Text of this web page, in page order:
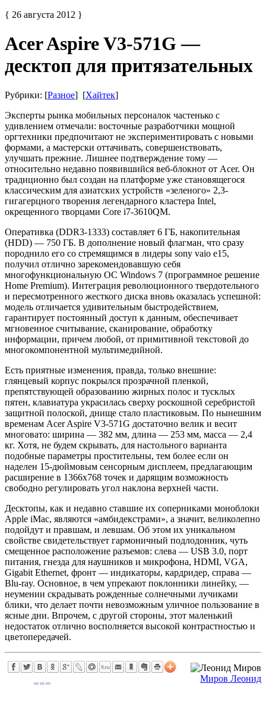
{ 26 августа 2012 }
Acer Aspire V3-571G —
десктоп для притязательных
Рубрики: [Разное] [Хайтек]
Эксперты рынка мобильных персоналок частенько с
удивлением отмечали: восточные разработчики мощной
оргтехники предпочитают не экспериментировать с новыми
формами, а мастерски оттачивать, совершенствовать,
улучшать прежние. Лишнее подтверждение тому —
относительно недавно появившийся веб-блокнот от Acer. Он
традиционно был создан на платформе уже становящегося
классическим для азиатских устройств «зеленого» 2,3-
гигагерцного творения легендарного кластера Intel,
окрещенного творцами Core i7-3610QM.
Оперативка (DDR3-1333) составляет 6 ГБ, накопительная
(HDD) — 750 ГБ. В дополнение новый флагман, что сразу
породнило его со стремящимся в лидеры sony vaio e15,
получил отлично зарекомендовавшую себя
многофункциональную ОС Windows 7 (программное решение
Home Premium). Интеграция революционного твердотельного
и пересмотренного жесткого диска вновь оказалась успешной:
модель отличается удивительным быстродействием,
гарантирует постоянный доступ к данным, обеспечивает
мгновенное считывание, сканирование, обработку
информации, причем любой, от примитивной текстовой до
многокомпонентной мультимедийной.
Есть приятные изменения, правда, только внешние:
глянцевый корпус покрылся прозрачной пленкой,
препятствующей образованию жирных полос и тусклых
пятен, клавиатура украсилась сверху роскошной серебристой
защитной полоской, днище стало пластиковым. По нынешним
временам Acer Aspire V3-571G достаточно велик и весит
многовато: ширина — 382 мм, длина — 253 мм, масса — 2,4
кг. Хотя, не будем скрывать, для настольного варианта
подобные параметры простительны, тем более если он
наделен 15-дюймовым сенсорным дисплеем, предлагающим
расширение в 1366х768 точек и дарящим возможность
свободно регулировать угол наклона верхней части.
Десктопы, как и недавно ставшие их соперниками моноблоки
Apple iMac, являются «амбидекстрами», а значит, великолепно
подойдут и правшам, и левшам. Об этом их уникальном
свойстве свидетельствует гармоничный подлодонник, чуть
смещенное расположение разъемов: слева — USB 3.0, порт
питания, гнезда для наушников и микрофона, HDMI, VGA,
Gigabit Ethernet, фронт — индикаторы, кардридер, справа —
Blu-ray. Основное, в чем упрекают поклонники линейку, —
неумении скрадывать рожденные солнечными лучиками
блики, что делает почти невозможным уличное пользование в
ясные дни. Впрочем, с другой стороны, этот маленький
недостаток отлично восполняется высокой контрастностью и
цветопередачей.
Миров Леонид